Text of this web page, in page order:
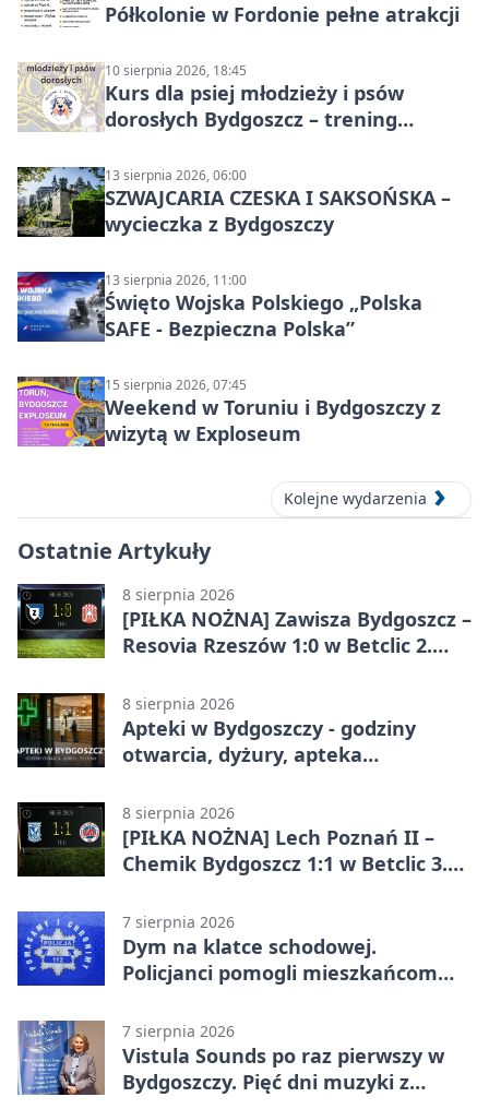
Półkolonie w Fordonie pełne atrakcji
10 sierpnia 2026, 18:45
Kurs dla psiej młodzieży i psów
dorosłych Bydgoszcz – trening
13 sierpnia 2026, 06:00
SZWAJCARIA CZESKA I SAKSOŃSKA –
wycieczka z Bydgoszczy
13 sierpnia 2026, 11:00
Święto Wojska Polskiego „Polska
SAFE - Bezpieczna Polska”
15 sierpnia 2026, 07:45
Weekend w Toruniu i Bydgoszczy z
wizytą w Exploseum
Kolejne wydarzenia
Ostatnie Artykuły
8 sierpnia 2026
[PIŁKA NOŻNA] Zawisza Bydgoszcz –
Resovia Rzeszów 1:0 w Betclic 2.
8 sierpnia 2026
Apteki w Bydgoszczy - godziny
otwarcia, dyżury, apteka
8 sierpnia 2026
[PIŁKA NOŻNA] Lech Poznań II –
Chemik Bydgoszcz 1:1 w Betclic 3.
Bydgoszczanie wywieźli punkt z
Wronek
7 sierpnia 2026
Dym na klatce schodowej.
Policjanci pomogli mieszkańcom
7 sierpnia 2026
Vistula Sounds po raz pierwszy w
Bydgoszczy. Pięć dni muzyki z